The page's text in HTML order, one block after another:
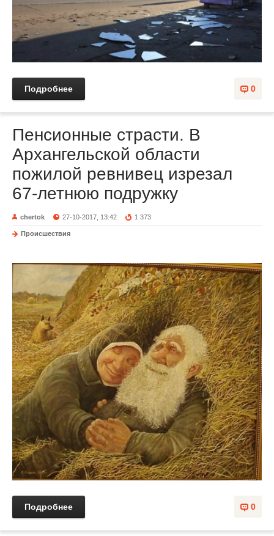
0
Подробнее
Пенсионные страсти. В
Архангельской области
пожилой ревнивец изрезал
67-летнюю подружку
chertok 27-10-2017, 13:42 1 373
Происшествия
0
Подробнее